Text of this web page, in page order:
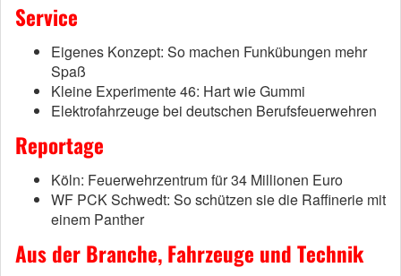
Service
Eigenes Konzept: So machen Funkübungen mehr
Spaß
Kleine Experimente 46: Hart wie Gummi
Elektrofahrzeuge bei deutschen Berufsfeuerwehren
Reportage
Köln: Feuerwehrzentrum für 34 Millionen Euro
WF PCK Schwedt: So schützen sie die Raffinerie mit
einem Panther
Aus der Branche, Fahrzeuge und Technik